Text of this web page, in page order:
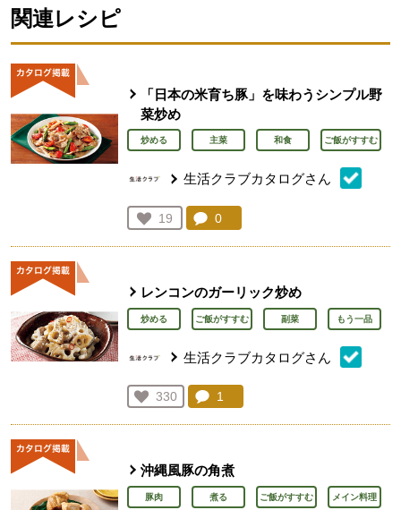
関連レシピ
「日本の米育ち豚」を味わうシンプル野
菜炒め
炒める 主菜 和食 ご飯がすすむ
生活クラブカタログさん
お気に入り登録：
19
人が登録
コメント：
0
レンコンのガーリック炒め
炒める ご飯がすすむ 副菜 もう一品
生活クラブカタログさん
お気に入り登録：
330
人が登録
コメント：
1
沖縄風豚の角煮
豚肉 煮る ご飯がすすむ メイン料理